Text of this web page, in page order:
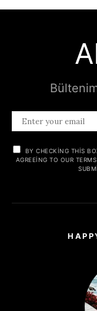
BY CHECKING THIS
AGREEING TO OUR